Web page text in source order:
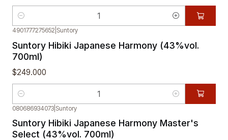
Cantidad
4901777275652 Suntory
Suntory Hibiki Japanese Harmony (43%vol.
700ml)
$249.000
Cantidad
080686934073 Suntory
Suntory Hibiki Japanese Harmony Master's
Select (43%vol. 700ml)